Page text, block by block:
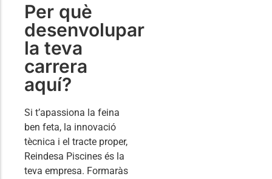
Per què
desenvolupar
la teva
carrera
aquí?
Si t’apassiona la feina
ben feta, la innovació
tècnica i el tracte proper,
Reindesa Piscines és la
teva empresa. Formaràs